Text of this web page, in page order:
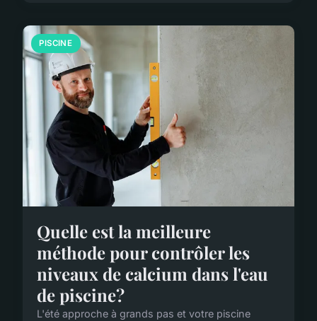
PISCINE
Quelle est la meilleure
méthode pour contrôler les
niveaux de calcium dans l'eau
de piscine?
L'été approche à grands pas et votre piscine